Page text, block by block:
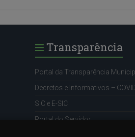
Transparência
Portal da Transparência
Decretos e Informativos –
SIC e E-SIC
Portal do Servidor